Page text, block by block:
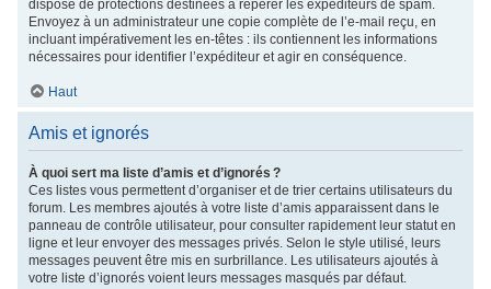
dispose de protections destinées à repérer les expéditeurs de spam.
Envoyez à un administrateur une copie complète de l’e-mail reçu, en
incluant impérativement les en-têtes : ils contiennent les informations
nécessaires pour identifier l’expéditeur et agir en conséquence.
Haut
Amis et ignorés
À quoi sert ma liste d’amis et d’ignorés ?
Ces listes vous permettent d’organiser et de trier certains utilisateurs du
forum. Les membres ajoutés à votre liste d’amis apparaissent dans le
panneau de contrôle utilisateur, pour consulter rapidement leur statut en
ligne et leur envoyer des messages privés. Selon le style utilisé, leurs
messages peuvent être mis en surbrillance. Les utilisateurs ajoutés à
votre liste d’ignorés voient leurs messages masqués par défaut.